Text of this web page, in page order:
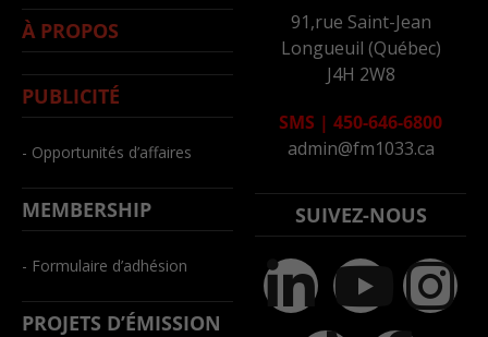
À PROPOS
PUBLICITÉ
- Opportunités d’affaires
MEMBERSHIP
- Formulaire d’adhésion
PROJETS D’ÉMISSION
91,rue Saint-Jean
Longueuil (Québec)
J4H 2W8
SMS | 450-646-6800
admin@fm1033.ca
SUIVEZ-NOUS